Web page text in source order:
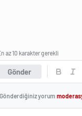
Gönder
az 10 karakter gerekli
Gönderdiğiniz yorum